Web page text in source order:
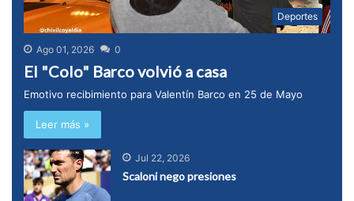
Deportes
Ago 01, 2026 0
El "Colo" Barco volvió a casa
Emotivo recibimiento para Valentín Barco en 25 de Mayo
Leer más »
Jul 22, 2026
Scaloni nego presiones